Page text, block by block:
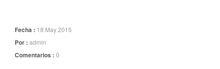
Fecha : 18 May 2015
Por : admin
Comentarios : 0